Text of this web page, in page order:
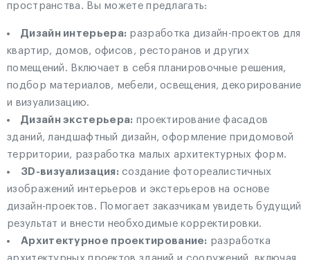
пространства. Вы можете предлагать:
Дизайн интерьера: разработка дизайн-проектов для
квартир, домов, офисов, ресторанов и других
помещений. Включает в себя планировочные решения,
подбор материалов, мебели, освещения, декорирование
и визуализацию.
Дизайн экстерьера: проектирование фасадов
зданий, ландшафтный дизайн, оформление придомовой
территории, разработка малых архитектурных форм.
3D-визуализация:создание фотореалистичных
изображений интерьеров и экстерьеров на основе
дизайн-проектов. Помогает заказчикам увидеть будущий
результат и внести необходимые корректировки.
Архитектурное проектирование: разработка